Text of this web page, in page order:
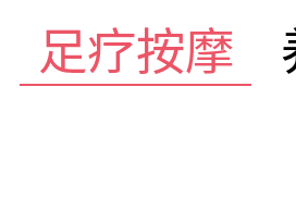
足疗按摩